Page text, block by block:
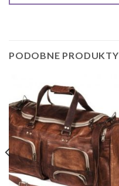
PODOBNE PRODUKTY